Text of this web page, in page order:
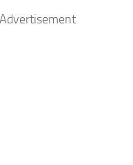
Advertisement